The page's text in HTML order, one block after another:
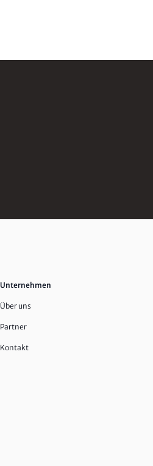
Unternehmen
Über uns
Partner
Kontakt